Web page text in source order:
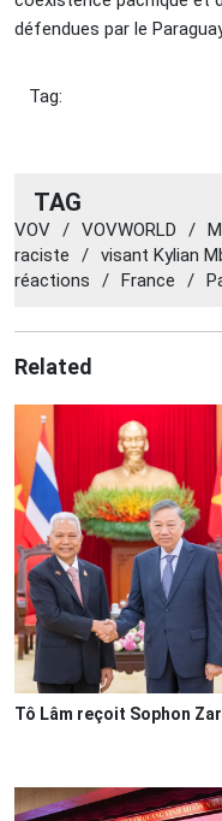
défendues par le
Tag:
TAG
VOV / VOVWORLD /
raciste
/ visant Kylian
réactions
/ France /
Related
Tô Lâm reçoit Sophon